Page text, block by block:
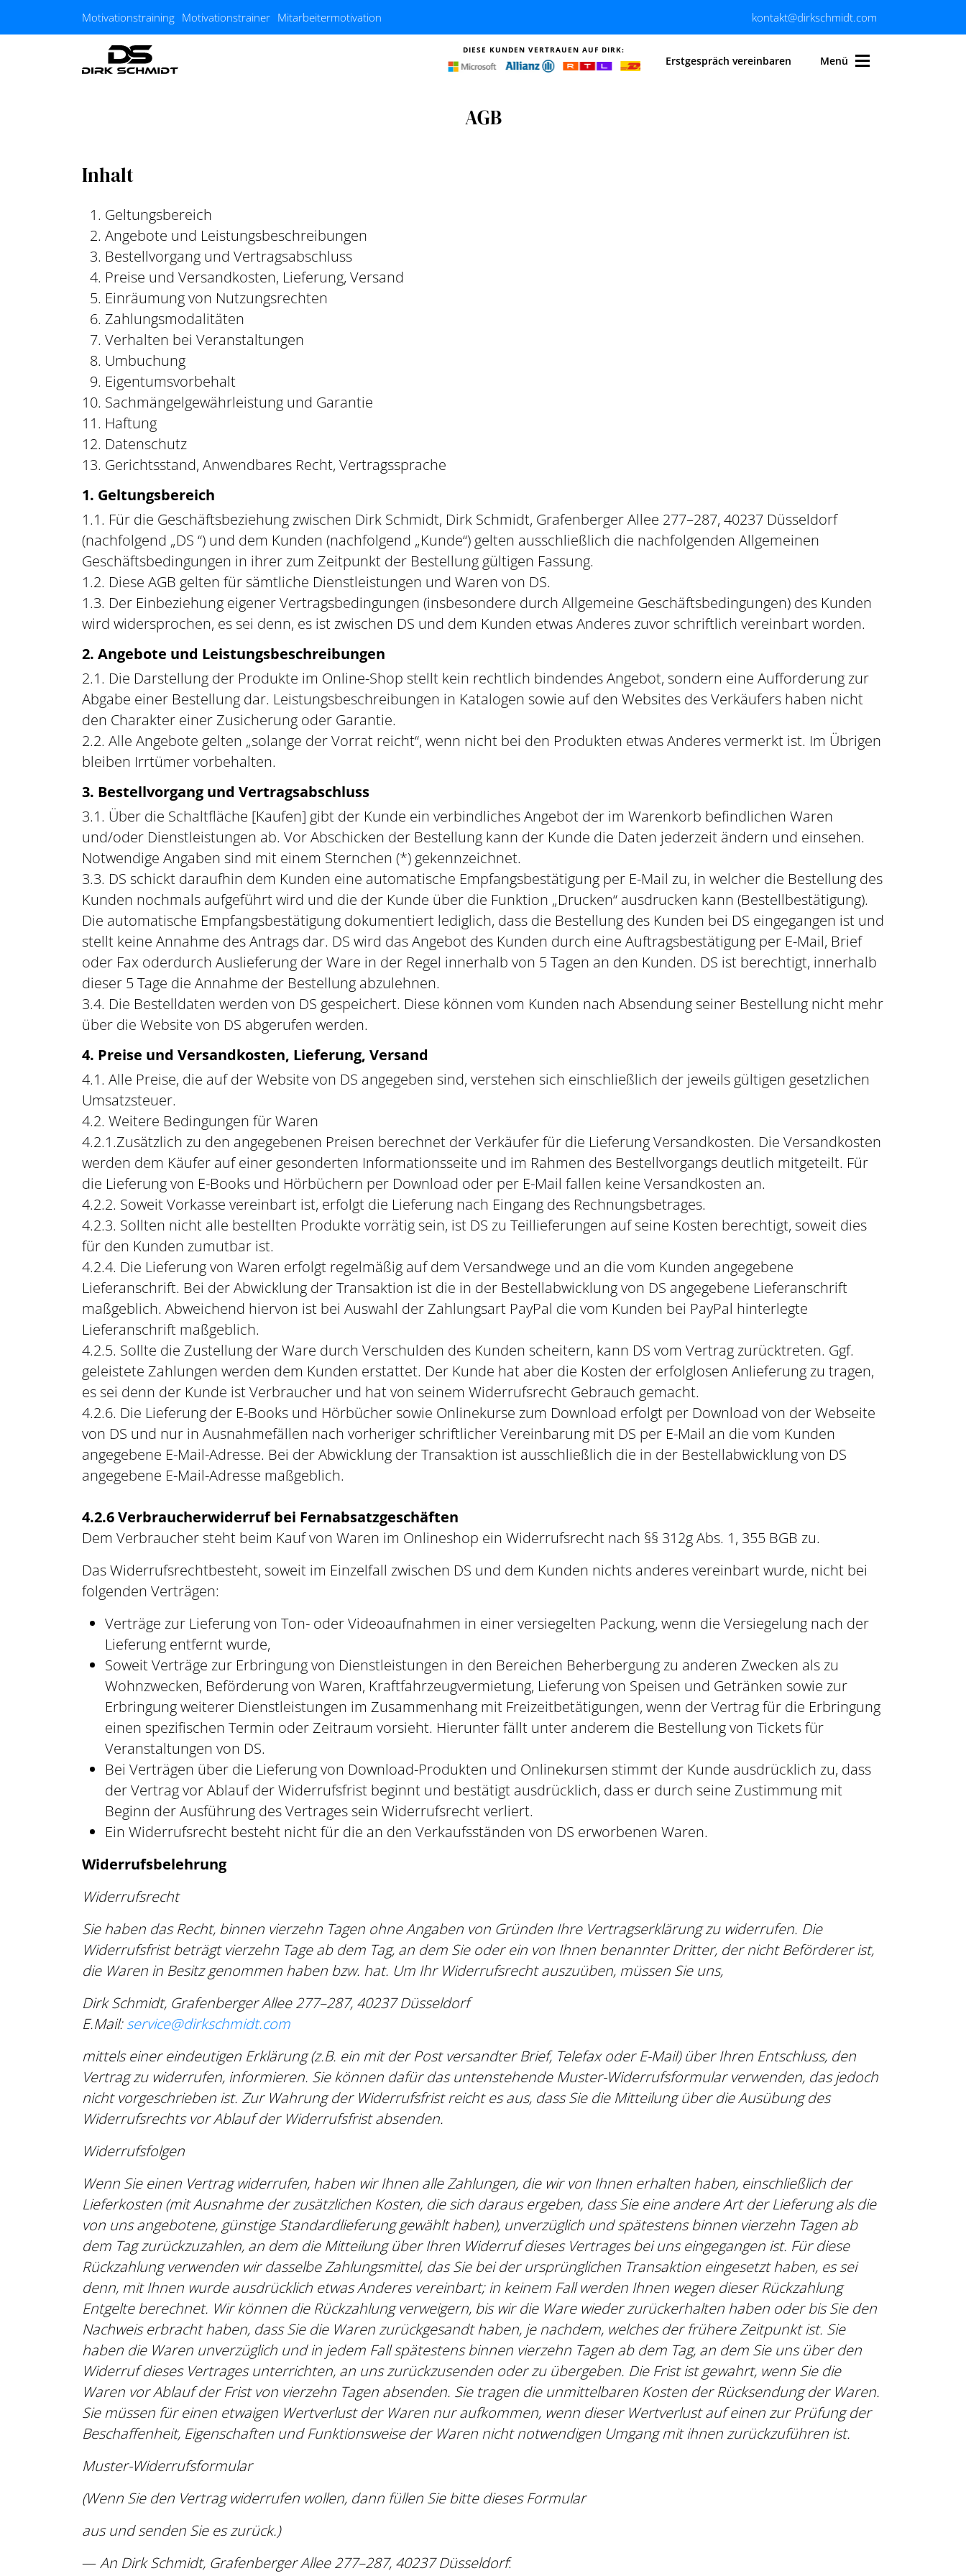
Zum Hauptinhalt springen
Motivationstraining Motivationstrainer Mitarbeitermotivation kontakt@dirkschmidt.com
DIESE KUNDEN VERTRAUEN AUF DIRK:
Erstgespräch vereinbaren Menü
AGB
Inhalt
Geltungsbereich
Angebote und Leistungsbeschreibungen
Bestellvorgang und Vertragsabschluss
Preise und Versandkosten, Lieferung, Versand
Einräumung von Nutzungsrechten
Zahlungsmodalitäten
Verhalten bei Veranstaltungen
Umbuchung
Eigentumsvorbehalt
Sachmängelgewährleistung und Garantie
Haftung
Datenschutz
Gerichtsstand, Anwendbares Recht, Vertragssprache
1. Geltungsbereich
1.1. Für die Geschäftsbeziehung zwischen Dirk Schmidt, Dirk Schmidt, Grafenberger Allee 277–287, 40237 Düsseldorf
(nachfolgend „DS “) und dem Kunden (nachfolgend „Kunde“) gelten ausschließlich die nachfolgenden Allgemeinen
Geschäftsbedingungen in ihrer zum Zeitpunkt der Bestellung gültigen Fassung.
1.2. Diese AGB gelten für sämtliche Dienstleistungen und Waren von DS.
1.3. Der Einbeziehung eigener Vertragsbedingungen (insbesondere durch Allgemeine Geschäftsbedingungen) des Kunden
wird widersprochen, es sei denn, es ist zwischen DS und dem Kunden etwas Anderes zuvor schriftlich vereinbart worden.
2. Angebote und Leistungsbeschreibungen
2.1. Die Darstellung der Produkte im Online-Shop stellt kein rechtlich bindendes Angebot, sondern eine Aufforderung zur
Abgabe einer Bestellung dar. Leistungsbeschreibungen in Katalogen sowie auf den Websites des Verkäufers haben nicht
den Charakter einer Zusicherung oder Garantie.
2.2. Alle Angebote gelten „solange der Vorrat reicht“, wenn nicht bei den Produkten etwas Anderes vermerkt ist. Im Übrigen
bleiben Irrtümer vorbehalten.
3. Bestellvorgang und Vertragsabschluss
3.1. Über die Schaltfläche [Kaufen] gibt der Kunde ein verbindliches Angebot der im Warenkorb befindlichen Waren
und/oder Dienstleistungen ab. Vor Abschicken der Bestellung kann der Kunde die Daten jederzeit ändern und einsehen.
Notwendige Angaben sind mit einem Sternchen (*) gekennzeichnet.
3.3. DS schickt daraufhin dem Kunden eine automatische Empfangsbestätigung per E-Mail zu, in welcher die Bestellung des
Kunden nochmals aufgeführt wird und die der Kunde über die Funktion „Drucken“ ausdrucken kann (Bestellbestätigung).
Die automatische Empfangsbestätigung dokumentiert lediglich, dass die Bestellung des Kunden bei DS eingegangen ist und
stellt keine Annahme des Antrags dar. DS wird das Angebot des Kunden durch eine Auftragsbestätigung per E-Mail, Brief
oder Fax oderdurch Auslieferung der Ware in der Regel innerhalb von 5 Tagen an den Kunden. DS ist berechtigt, innerhalb
dieser 5 Tage die Annahme der Bestellung abzulehnen.
3.4. Die Bestelldaten werden von DS gespeichert. Diese können vom Kunden nach Absendung seiner Bestellung nicht mehr
über die Website von DS abgerufen werden.
4. Preise und Versandkosten, Lieferung, Versand
4.1. Alle Preise, die auf der Website von DS angegeben sind, verstehen sich einschließlich der jeweils gültigen gesetzlichen
Umsatzsteuer.
4.2. Weitere Bedingungen für Waren
4.2.1.Zusätzlich zu den angegebenen Preisen berechnet der Verkäufer für die Lieferung Versandkosten. Die Versandkosten
werden dem Käufer auf einer gesonderten Informationsseite und im Rahmen des Bestellvorgangs deutlich mitgeteilt. Für
die Lieferung von E-Books und Hörbüchern per Download oder per E-Mail fallen keine Versandkosten an.
4.2.2. Soweit Vorkasse vereinbart ist, erfolgt die Lieferung nach Eingang des Rechnungsbetrages.
4.2.3. Sollten nicht alle bestellten Produkte vorrätig sein, ist DS zu Teillieferungen auf seine Kosten berechtigt, soweit dies
für den Kunden zumutbar ist.
4.2.4. Die Lieferung von Waren erfolgt regelmäßig auf dem Versandwege und an die vom Kunden angegebene
Lieferanschrift. Bei der Abwicklung der Transaktion ist die in der Bestellabwicklung von DS angegebene Lieferanschrift
maßgeblich. Abweichend hiervon ist bei Auswahl der Zahlungsart PayPal die vom Kunden bei PayPal hinterlegte
Lieferanschrift maßgeblich.
4.2.5. Sollte die Zustellung der Ware durch Verschulden des Kunden scheitern, kann DS vom Vertrag zurücktreten. Ggf.
geleistete Zahlungen werden dem Kunden erstattet. Der Kunde hat aber die Kosten der erfolglosen Anlieferung zu tragen,
es sei denn der Kunde ist Verbraucher und hat von seinem Widerrufsrecht Gebrauch gemacht.
4.2.6. Die Lieferung der E-Books und Hörbücher sowie Onlinekurse zum Download erfolgt per Download von der Webseite
von DS und nur in Ausnahmefällen nach vorheriger schriftlicher Vereinbarung mit DS per E-Mail an die vom Kunden
angegebene E-Mail-Adresse. Bei der Abwicklung der Transaktion ist ausschließlich die in der Bestellabwicklung von DS
angegebene E-Mail-Adresse maßgeblich.
4.2.6 Verbraucherwiderruf bei Fernabsatzgeschäften
Dem Verbraucher steht beim Kauf von Waren im Onlineshop ein Widerrufsrecht nach §§ 312g Abs. 1, 355 BGB zu.
Das Widerrufsrechtbesteht, soweit im Einzelfall zwischen DS und dem Kunden nichts anderes vereinbart wurde, nicht bei
folgenden Verträgen:
Verträge zur Lieferung von Ton- oder Videoaufnahmen in einer versiegelten Packung, wenn die Versiegelung nach der
Lieferung entfernt wurde,
Soweit Verträge zur Erbringung von Dienstleistungen in den Bereichen Beherbergung zu anderen Zwecken als zu
Wohnzwecken, Beförderung von Waren, Kraftfahrzeugvermietung, Lieferung von Speisen und Getränken sowie zur
Erbringung weiterer Dienstleistungen im Zusammenhang mit Freizeitbetätigungen, wenn der Vertrag für die Erbringung
einen spezifischen Termin oder Zeitraum vorsieht. Hierunter fällt unter anderem die Bestellung von Tickets für
Veranstaltungen von DS.
Bei Verträgen über die Lieferung von Download-Produkten und Onlinekursen stimmt der Kunde ausdrücklich zu, dass
der Vertrag vor Ablauf der Widerrufsfrist beginnt und bestätigt ausdrücklich, dass er durch seine Zustimmung mit
Beginn der Ausführung des Vertrages sein Widerrufsrecht verliert.
Ein Widerrufsrecht besteht nicht für die an den Verkaufsständen von DS erworbenen Waren.
Widerrufsbelehrung
Widerrufsrecht
Sie haben das Recht, binnen vierzehn Tagen ohne Angaben von Gründen Ihre Vertragserklärung zu widerrufen. Die
Widerrufsfrist beträgt vierzehn Tage ab dem Tag, an dem Sie oder ein von Ihnen benannter Dritter, der nicht Beförderer ist,
die Waren in Besitz genommen haben bzw. hat. Um Ihr Widerrufsrecht auszuüben, müssen Sie uns,
Dirk Schmidt, Grafenberger Allee 277–287, 40237 Düsseldorf
E.Mail:service@dirkschmidt.com
mittels einer eindeutigen Erklärung (z.B. ein mit der Post versandter Brief, Telefax oder E-Mail) über Ihren Entschluss, den
Vertrag zu widerrufen, informieren. Sie können dafür das untenstehende Muster-Widerrufsformular verwenden, das jedoch
nicht vorgeschrieben ist. Zur Wahrung der Widerrufsfrist reicht es aus, dass Sie die Mitteilung über die Ausübung des
Widerrufsrechts vor Ablauf der Widerrufsfrist absenden.
Widerrufsfolgen
Wenn Sie einen Vertrag widerrufen, haben wir Ihnen alle Zahlungen, die wir von Ihnen erhalten haben, einschließlich der
Lieferkosten (mit Ausnahme der zusätzlichen Kosten, die sich daraus ergeben, dass Sie eine andere Art der Lieferung als die
von uns angebotene, günstige Standardlieferung gewählt haben), unverzüglich und spätestens binnen vierzehn Tagen ab
dem Tag zurückzuzahlen, an dem die Mitteilung über Ihren Widerruf dieses Vertrages bei uns eingegangen ist. Für diese
Rückzahlung verwenden wir dasselbe Zahlungsmittel, das Sie bei der ursprünglichen Transaktion eingesetzt haben, es sei
denn, mit Ihnen wurde ausdrücklich etwas Anderes vereinbart; in keinem Fall werden Ihnen wegen dieser Rückzahlung
Entgelte berechnet. Wir können die Rückzahlung verweigern, bis wir die Ware wieder zurückerhalten haben oder bis Sie den
Nachweis erbracht haben, dass Sie die Waren zurückgesandt haben, je nachdem, welches der frühere Zeitpunkt ist. Sie
haben die Waren unverzüglich und in jedem Fall spätestens binnen vierzehn Tagen ab dem Tag, an dem Sie uns über den
Widerruf dieses Vertrages unterrichten, an uns zurückzusenden oder zu übergeben. Die Frist ist gewahrt, wenn Sie die
Waren vor Ablauf der Frist von vierzehn Tagen absenden. Sie tragen die unmittelbaren Kosten der Rücksendung der Waren.
Sie müssen für einen etwaigen Wertverlust der Waren nur aufkommen, wenn dieser Wertverlust auf einen zur Prüfung der
Beschaffenheit, Eigenschaften und Funktionsweise der Waren nicht notwendigen Umgang mit ihnen zurückzuführen ist.
Muster-Widerrufsformular
(Wenn Sie den Vertrag widerrufen wollen, dann füllen Sie bitte dieses Formular
aus und senden Sie es zurück.)
—An Dirk Schmidt, Grafenberger Allee 277–287, 40237 Düsseldorf: